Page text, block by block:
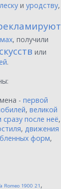
и уродству,
, получили
или
.
- первой
, великой
после неё,
, движения
форм,
Romeo 1900 21 ,